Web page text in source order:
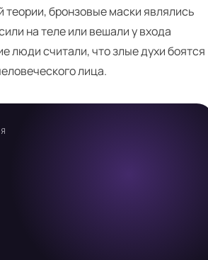
теории, бронзовые маски являлись
на теле или вешали у входа
люди считали, что злые духи боятся
лица.